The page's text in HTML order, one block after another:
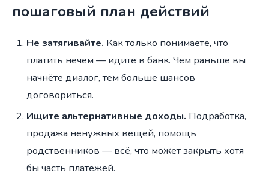
пошаговый план действий
Не затягивайте. Как только понимаете, что
платить нечем — идите в банк. Чем раньше вы
начнёте диалог, тем больше шансов
договориться.
Ищите альтернативные доходы. Подработка,
продажа ненужных вещей, помощь
родственников — всё, что может закрыть хотя
бы часть платежей.